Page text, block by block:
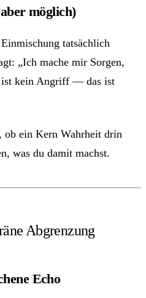
möglich)
tatsächlich
„Ich mache mir Sorgen,
ist kein Angriff — das ist
ob ein Kern Wahrheit drin
was du damit machst.
Abgrenzung
Echo